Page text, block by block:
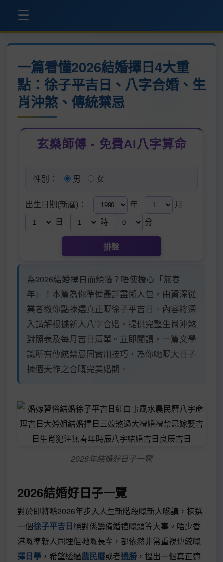
☰
一篇看懂2026結婚擇日4大重
點：徐子平吉日、八字合婚、生
肖沖煞、傳統禁忌
玄燊師傅 - 免費AI八字算命
性別： 男 女
出生日期(新曆)： 年 月
日 時 分
排盤
為2026結婚擇日而煩惱？唔使擔心「無春
年」！本篇為你準備最詳盡懶人包，由資深從
業者教你點揀選真正嘅徐子平吉日。內容將深
入講解根據新人八字合婚，提供完整生肖沖煞
對照表及每月吉日清單。立即閱讀，一篇文學
識所有傳統禁忌同實用技巧，為你哋嘅大日子
揀個天作之合嘅完美婚期。
2026年結婚好日子一覽
2026結婚好日子一覽
對於即將喺2026年步入人生新階段嘅新人嚟講，揀選
一個徐子平吉日絕對係籌備婚禮嘅頭等大事。唔少香
港嘅準新人同埋佢哋嘅長輩，都依然非常重視傳統嘅
擇日學 ，希望透過農民曆或者通勝 ，搵出一個真正適